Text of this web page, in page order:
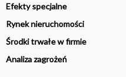
Efekty specjalne
Rynek nieruchomości
Środki trwałe w firmie
Analiza zagrożeń